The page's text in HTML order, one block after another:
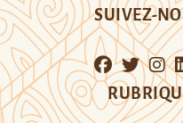
SUIVEZ-